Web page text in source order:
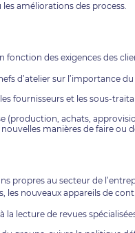
améliorations des process.
fonction des exigences des
d’atelier sur l’importance
fournisseurs et les sous-
(production, achats,
manières de faire ou
propres au secteur de
les nouveaux appareils de
lecture de revues